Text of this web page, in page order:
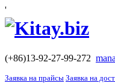
'
(+86)13-92-27-99-272
Заявка на прайсы Заявка на